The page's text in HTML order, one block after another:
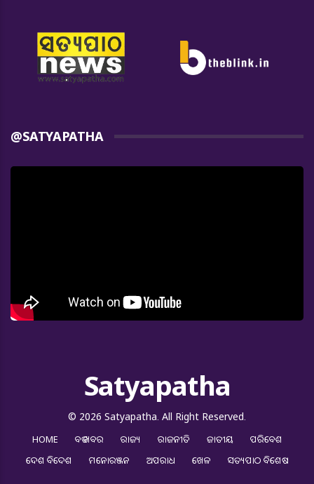
@SATYAPATHA
Satyapatha
© 2026 Satyapatha. All Right Reserved.
HOME ବଡ ଖବର ରାଜ୍ୟ ରାଜନୀତି ଜାତୀୟ
ପରିବେଶ
ଦେଶ ବିଦେଶ
ମନୋରଞ୍ଜନ ଅପରାଧ ଖେଳ ସତ୍ୟପାଠ ବିଶେଷ